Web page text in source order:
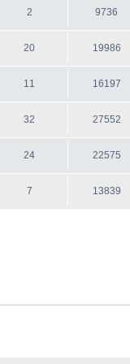
2 9736
20 19986
11 16197
32 27552
24 22575
7 13839